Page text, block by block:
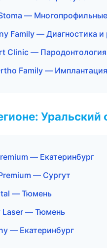
—
Family — Диагностика и
Clinic — Пародонтология
Family —
— Екатеринбург
— Сургут
— Тюмень
Laser — Тюмень
— Екатеринбург